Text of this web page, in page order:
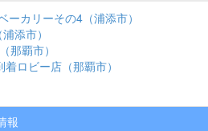
ーカリーその4（浦添市）
添市）
那覇市）
ロビー店（那覇市）
報